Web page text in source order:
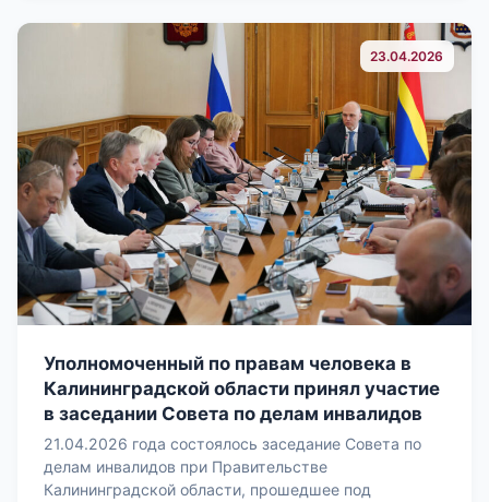
23.04.2026
Уполномоченный по правам человека в
Калининградской области принял участие
в заседании Совета по делам инвалидов
21.04.2026 года состоялось заседание Совета по
делам инвалидов при Правительстве
Калининградской области, прошедшее под